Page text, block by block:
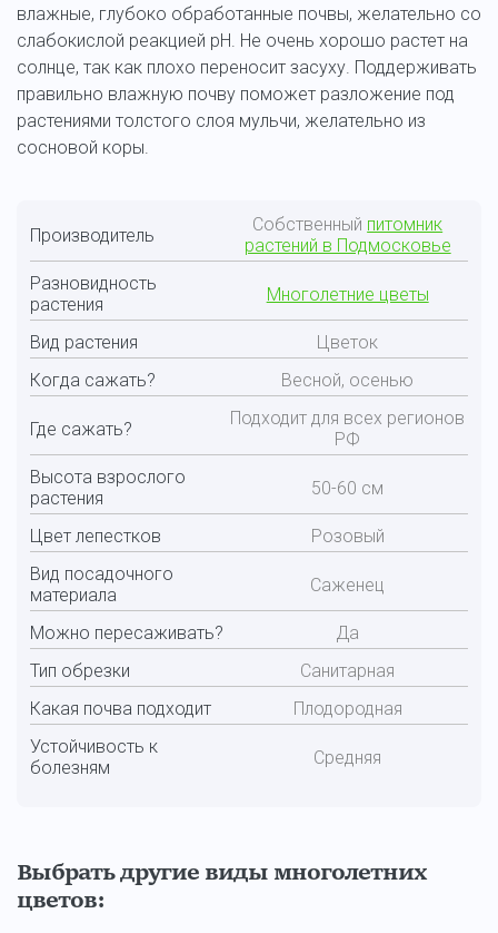
влажные, глубоко обработанные почвы, желательно со
слабокислой реакцией pH. Не очень хорошо растет на
солнце, так как плохо переносит засуху. Поддерживать
правильно влажную почву поможет разложение под
растениями толстого слоя мульчи, желательно из
сосновой коры.
Производитель Собственный питомник
растений в Подмосковье
Разновидность
растения
Многолетние цветы
Вид растения
Цветок
Когда сажать?
Весной, осенью
Где сажать?
Подходит для всех регионов
РФ
Высота взрослого
растения
50-60 см
Цвет лепестков
Розовый
Вид посадочного
материала
Саженец
Можно пересаживать?
Да
Тип обрезки
Санитарная
Какая почва подходит
Плодородная
Устойчивость к
болезням
Средняя
Выбрать другие виды многолетних
цветов: